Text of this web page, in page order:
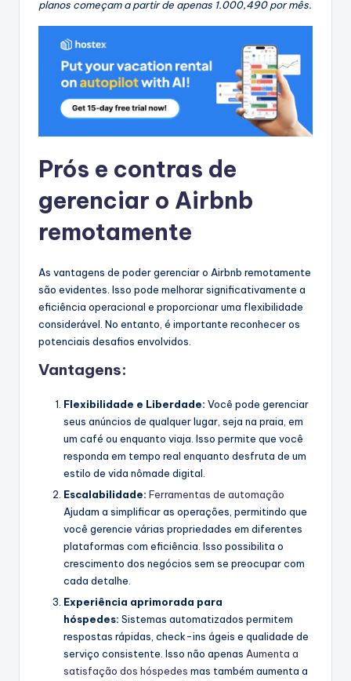
planos começam a partir de apenas 1.000,490 por mês.
Prós e contras de
gerenciar o Airbnb
remotamente
As vantagens de poder gerenciar o Airbnb remotamente
são evidentes. Isso pode melhorar significativamente a
eficiência operacional e proporcionar uma flexibilidade
considerável. No entanto, é importante reconhecer os
potenciais desafios envolvidos.
Vantagens:
Flexibilidade e Liberdade: Você pode gerenciar
seus anúncios de qualquer lugar, seja na praia, em
um café ou enquanto viaja. Isso permite que você
responda em tempo real enquanto desfruta de um
estilo de vida nômade digital.
Escalabilidade: Ferramentas de automação
Ajudam a simplificar as operações, permitindo que
você gerencie várias propriedades em diferentes
plataformas com eficiência. Isso possibilita o
crescimento dos negócios sem se preocupar com
cada detalhe.
Experiência aprimorada para
hóspedes: Sistemas automatizados permitem
respostas rápidas, check-ins ágeis e qualidade de
serviço consistente. Isso não apenas Aumenta a
satisfação dos hóspedes mas também aumenta a